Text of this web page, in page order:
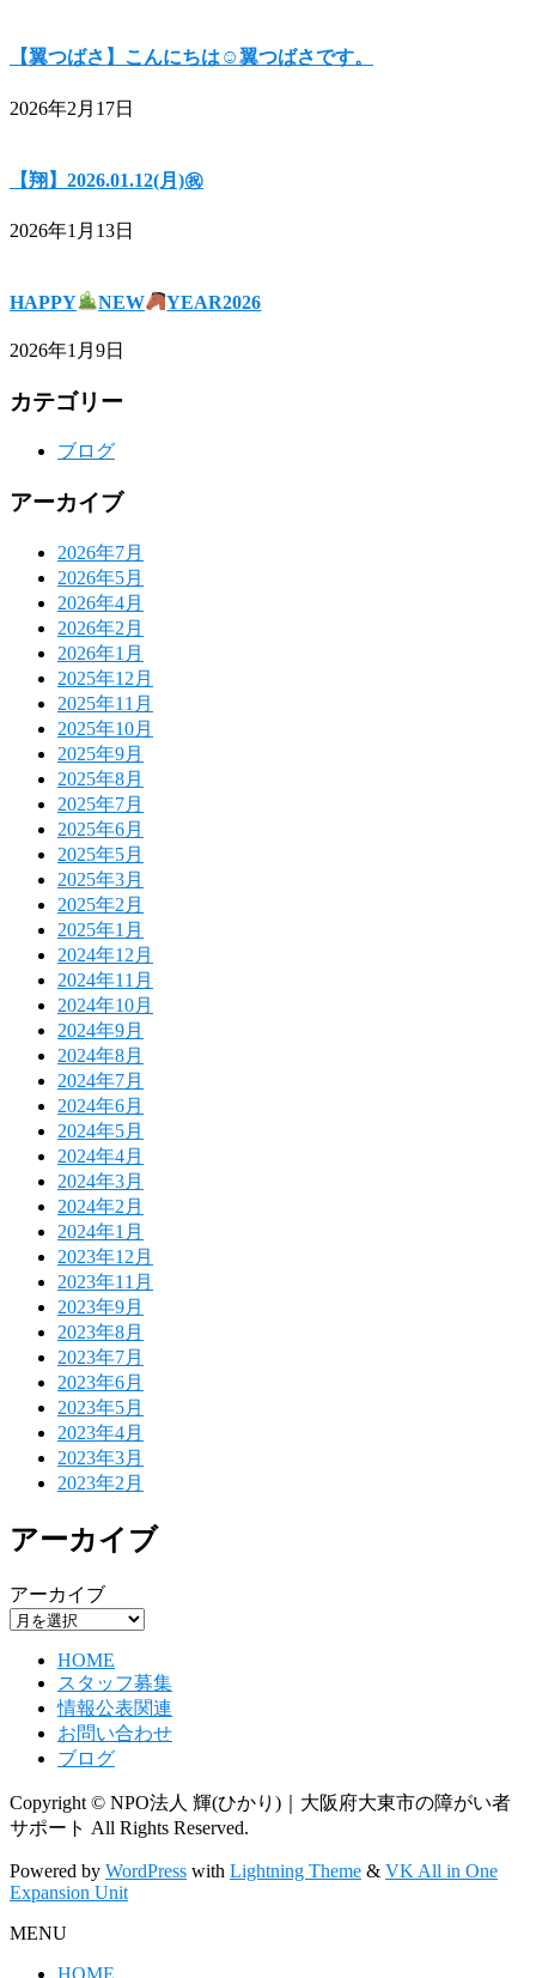
【翼つばさ】こんにちは☺翼つばさです。
2026年2月17日
【翔】2026.01.12(月)㊗
2026年1月13日
HAPPY NEW YEAR2026
2026年1月9日
カテゴリー
ブログ
アーカイブ
2026年7月
2026年5月
2026年4月
2026年2月
2026年1月
2025年12月
2025年11月
2025年10月
2025年9月
2025年8月
2025年7月
2025年6月
2025年5月
2025年3月
2025年2月
2025年1月
2024年12月
2024年11月
2024年10月
2024年9月
2024年8月
2024年7月
2024年6月
2024年5月
2024年4月
2024年3月
2024年2月
2024年1月
2023年12月
2023年11月
2023年9月
2023年8月
2023年7月
2023年6月
2023年5月
2023年4月
2023年3月
2023年2月
アーカイブ
アーカイブ
HOME
スタッフ募集
情報公表関連
お問い合わせ
ブログ
Copyright © NPO法人 輝(ひかり)｜大阪府大東市の障がい者
サポート All Rights Reserved.
Powered by WordPress with Lightning Theme & VK All in One
Expansion Unit
MENU
HOME